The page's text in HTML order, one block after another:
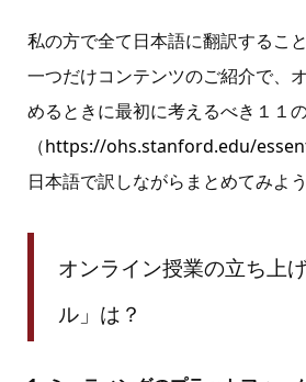
私の方で全て日本語に翻訳するこ
一つだけコンテンツのご紹介で、
めるときに最初に考えるべき１１
（https://ohs.stanford.edu/
日本語で訳しながらまとめてみよ
オンライン授業の立ち上
ル」は？